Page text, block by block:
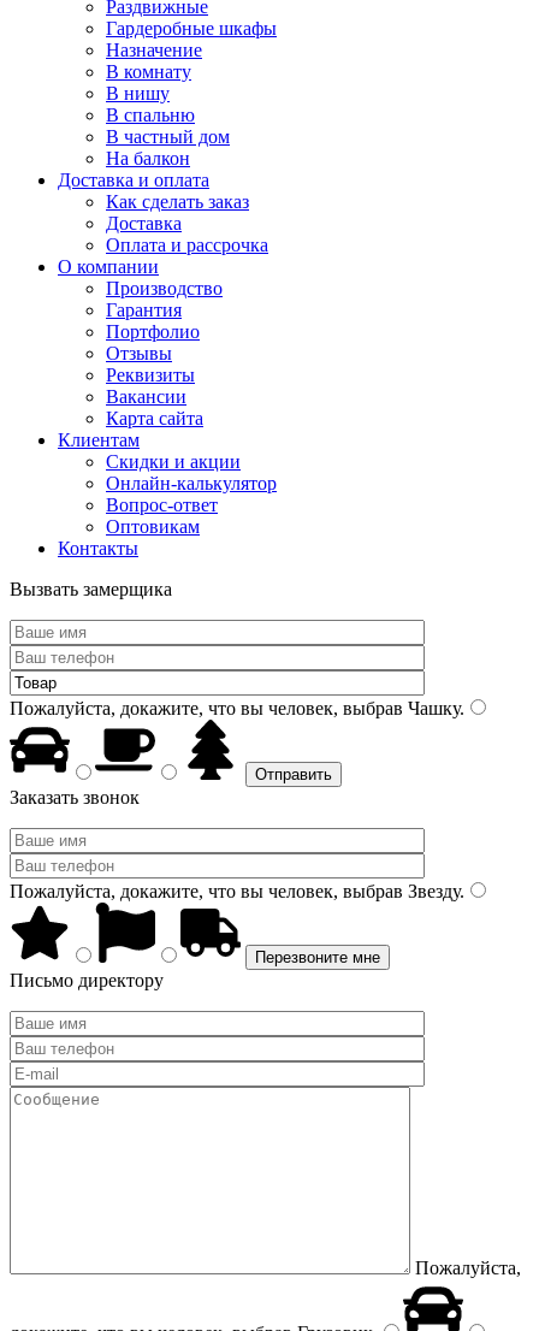
Раздвижные
Гардеробные шкафы
Назначение
В комнату
В нишу
В спальню
В частный дом
На балкон
Доставка и оплата
Как сделать заказ
Доставка
Оплата и рассрочка
О компании
Производство
Гарантия
Портфолио
Отзывы
Реквизиты
Вакансии
Карта сайта
Клиентам
Скидки и акции
Онлайн-калькулятор
Вопрос-ответ
Оптовикам
Контакты
Вызвать замерщика
Пожалуйста, докажите, что вы человек, выбрав Чашку.
Заказать звонок
Пожалуйста, докажите, что вы человек, выбрав Звезду.
Письмо директору
Пожалуйста,